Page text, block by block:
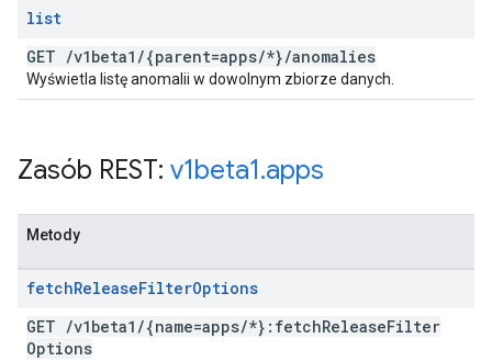
list
GET /v1beta1 /{parent=apps/*}/anomalies
Wyświetla listę anomalii w dowolnym zbiorze danych.
Zasób REST: v1beta1.apps
Metody
fetchReleaseFilterOptions
GET /v1beta1 /{name=apps/*}:fetchReleaseFilter
Options